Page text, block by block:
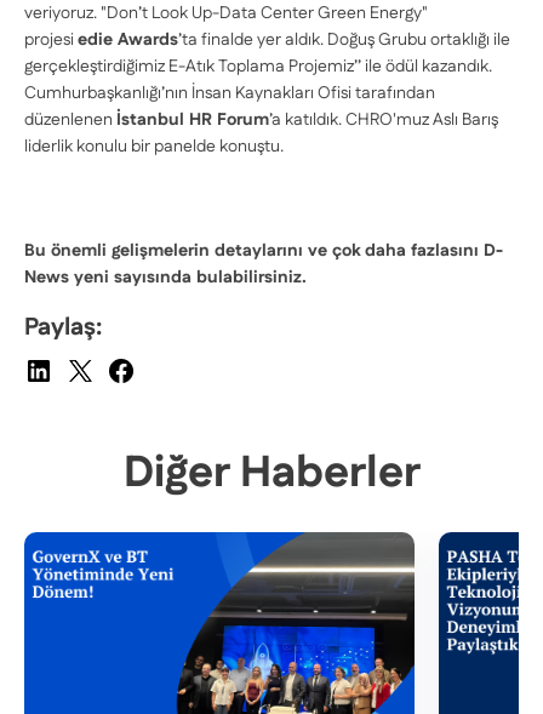
veriyoruz. "Don’t Look Up-Data Center Green Energy"
projesiedie Awards’ta finalde yer aldık. Doğuş Grubu ortaklığı ile
gerçekleştirdiğimiz E-Atık Toplama Projemiz’’ ile ödül kazandık.
Cumhurbaşkanlığı’nın İnsan Kaynakları Ofisi tarafından
düzenlenen İstanbul HR Forum’a katıldık. CHRO'muz Aslı Barış
liderlik konulu bir panelde konuştu.
Bu önemli gelişmelerin detaylarını ve çok daha fazlasını D-
News yeni sayısında bulabilirsiniz.
Paylaş:
Diğer Haberler